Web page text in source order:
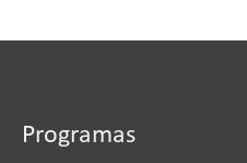
Programas